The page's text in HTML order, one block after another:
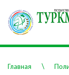
Главная \